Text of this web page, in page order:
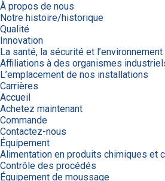
À propos de nous
Notre histoire/historique
Qualité
Innovation
La santé, la sécurité et
Affiliations à des organismes
L’emplacement de nos installations
Carrières
Accueil
Achetez maintenant
Commande
Contactez-nous
Équipement
Alimentation en produits chimiques et
Contrôle des procédés
Équipement de moussage